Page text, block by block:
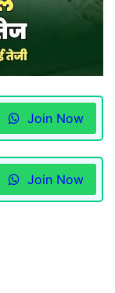
Join Now
Join Now